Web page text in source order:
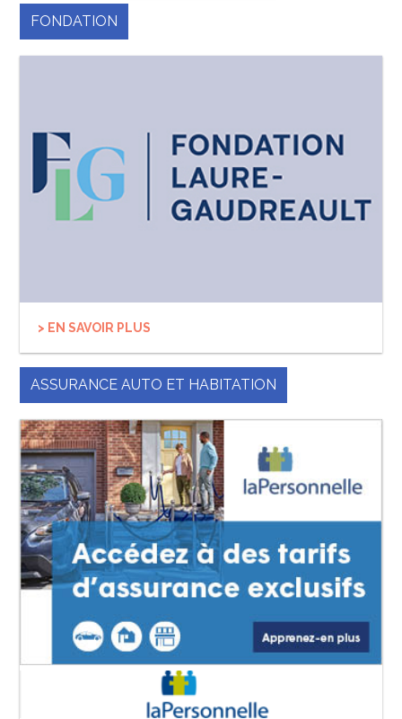
FONDATION
> EN SAVOIR PLUS
ASSURANCE AUTO ET HABITATION